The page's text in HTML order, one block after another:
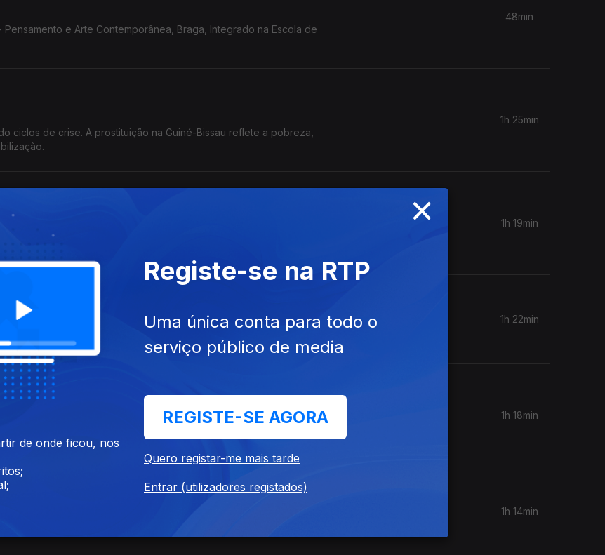
Contemporânea, Braga, Integrado na Escola de
48min
ciclos de crise. A prostituição na Guiné-Bissau reflete a pobreza,
1h 25min
restrições" coexiste com o acordo EUA-Irão e o desfecho do caso
1h 19min
Afrofobia em confronto com os ideais panafricanistas.
1h 22min
impacto e as consequências das traições na politica e na sociedade,
1h 18min
entre a França e o continente africano
1h 14min
×
de onde ficou, nos
Registe-se na RTP
Uma única conta para todo o
serviço público de media
REGISTE-SE AGORA
Quero registar-me mais tarde
Entrar (utilizadores registados)